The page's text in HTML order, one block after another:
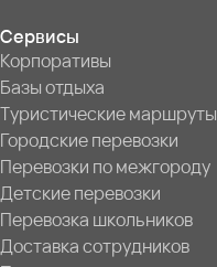
Сервисы
Корпоративы
Базы отдыха
Туристические маршруты
Городские перевозки
Перевозки по межгороду
Детские перевозки
Перевозка школьников
Доставка сотрудников